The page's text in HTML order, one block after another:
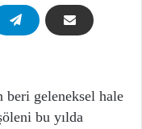
beri geleneksel hale
bu yılda